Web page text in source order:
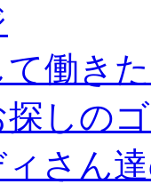
働き
しの
さん